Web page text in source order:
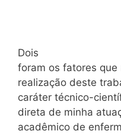
Dois
foram os fatores que
realização deste
caráter técnico-
direta de minha
acadêmico de